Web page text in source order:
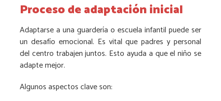
Proceso de adaptación inicial
Adaptarse a una guardería o escuela infantil puede ser
un desafío emocional. Es vital que padres y personal
del centro trabajen juntos. Esto ayuda a que el niño se
adapte mejor.
Algunos aspectos clave son: